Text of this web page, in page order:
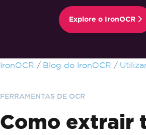
Explore o IronOCR
Ir para o conteúdo do rodapé
IronOCR Blog do IronOCR
FERRAMENTAS DE OCR
Como extrair